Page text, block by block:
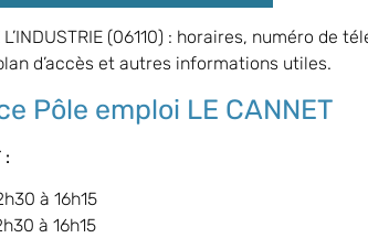
L’INDUSTRIE (06110) : horaires, numéro de
d’accès et autres informations utiles.
Pôle emploi LE CANNET
:
à 16h15
à 16h15